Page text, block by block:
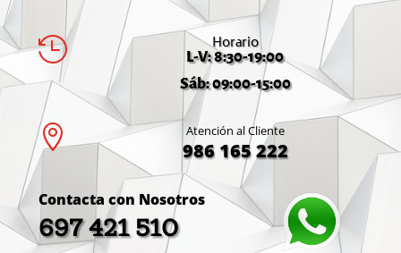
 Horario
L-V: 8:30-19:00
Sáb: 09:00-15:00
 Atención al Cliente
986 165 222
Contacta con Nosotros
697 421 510